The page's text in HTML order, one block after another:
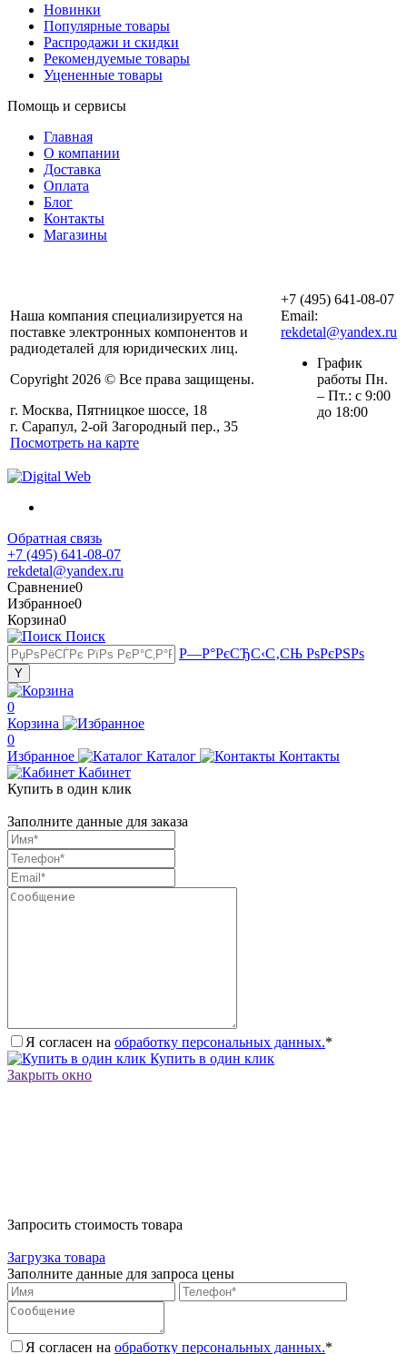
Новинки
Популярные товары
Распродажи и скидки
Рекомендуемые товары
Уцененные товары
Помощь и сервисы
Главная
О компании
Доставка
Оплата
Блог
Контакты
Магазины
Наша компания специализируется на
поставке электронных компонентов и
радиодеталей для юридических лиц.
Copyright 2026 © Все права защищены.
г. Москва, Пятницкое шоссе, 18
г. Сарапул, 2-ой Загородный пер., 35
Посмотреть на карте
+7 (495) 641-08-07
Email:
rekdetal@yandex.ru
График
работы Пн.
– Пт.: с 9:00
до 18:00
Обратная связь
+7 (495) 641-08-07
rekdetal@yandex.ru
Сравнение0
Избранное0
Корзина0
Поиск
Р—Р°РєСЂС‹С‚СЊ РѕРєРЅРѕ
0
Корзина
0
Избранное
Каталог
Контакты
Кабинет
Купить в один клик
Заполните данные для заказа
Я согласен на обработку персональных данных.*
Купить в один клик
Закрыть окно
Запросить стоимость товара
Загрузка товара
Заполните данные для запроса цены
Я согласен на обработку персональных данных.*